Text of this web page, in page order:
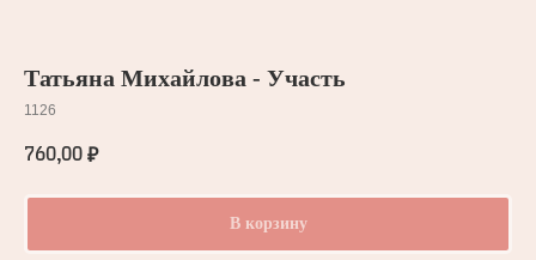
Татьяна Михайлова - Участь
1126
760,00 ₽
В корзину